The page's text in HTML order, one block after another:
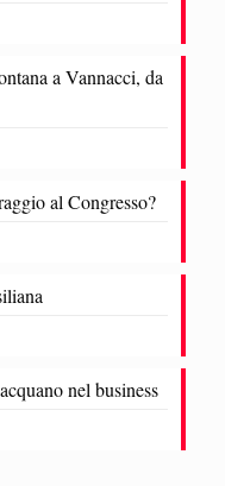
a Vannacci, da
al Congresso?
nel business